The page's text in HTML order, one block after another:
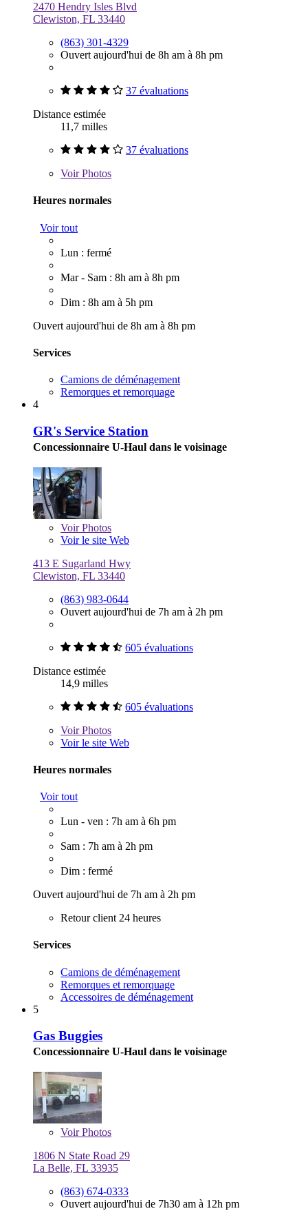
2470 Hendry Isles Blvd
Clewiston, FL 33440
(863) 301-4329
Ouvert aujourd'hui de 8h am à 8h pm
37 évaluations
Distance estimée
11,7 milles
37 évaluations
VoirPhotos
Heures normales
Voir tout
Lun : fermé
Mar - Sam : 8h am à 8h pm
Dim : 8h am à 5h pm
Ouvert aujourd'hui de 8h am à 8h pm
Services
Camions de déménagement
Remorques et remorquage
4
GR's Service Station
Concessionnaire U-Haul dans le voisinage
VoirPhotos
Voir le site Web
413 E Sugarland Hwy
Clewiston, FL 33440
(863) 983-0644
Ouvert aujourd'hui de 7h am à 2h pm
605 évaluations
Distance estimée
14,9 milles
605 évaluations
VoirPhotos
Voir le site Web
Heures normales
Voir tout
Lun - ven : 7h am à 6h pm
Sam : 7h am à 2h pm
Dim : fermé
Ouvert aujourd'hui de 7h am à 2h pm
Retour client 24 heures
Services
Camions de déménagement
Remorques et remorquage
Accessoires de déménagement
5
Gas Buggies
Concessionnaire U-Haul dans le voisinage
VoirPhotos
1806 N State Road 29
La Belle, FL 33935
(863) 674-0333
Ouvert aujourd'hui de 7h30 am à 12h pm